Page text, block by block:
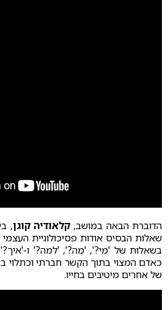
הדוברת הבאה במושב,קלאודיה קוגן,
שאלות הבסיס אודות פסיכולוגיית
בשאלות של 'מי?', 'מה?', 'למה?' ו-
כאדם המצוי בתוך הקשר חברתי וכתלוי
של אחרים מיטיבים בחייו.